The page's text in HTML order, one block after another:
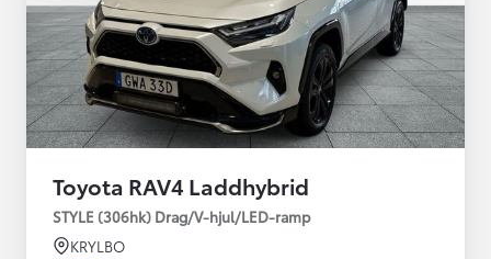
Toyota RAV4 Laddhybrid
STYLE (306hk) Drag/V-hjul/LED-ramp
KRYLBO